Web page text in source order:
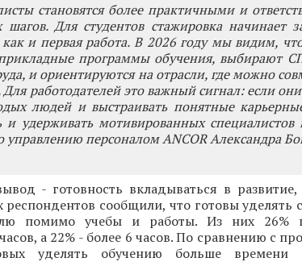
становятся более практичными и
шагов. Для студентов стажировка начинает
и первая работа. В 2026 году мы видим,
программы обучения, выбирают
и ориентируются на отрасли, где можно
работодателей это важный сигнал: если
людей и выстраивать понятные
удерживать мотивированных специалистов
управлению персоналом ANCOR Александра
- готовность вкладываться в развитие,
респондентов сообщили, что готовы уделять
помимо учебы и работы. Из них 26%
а 22% - более 6 часов. По сравнению с
уделять обучению больше